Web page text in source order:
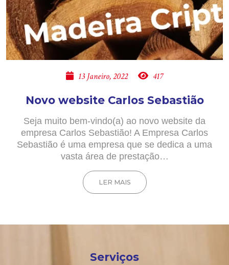
13 Janeiro, 2022 417
Novo website Carlos Sebastião
Seja muito bem-vindo(a) ao novo website da
empresa Carlos Sebastião! A Empresa Carlos
Sebastião é uma empresa que se dedica a uma
vasta área de prestação…
LER MAIS
Serviços